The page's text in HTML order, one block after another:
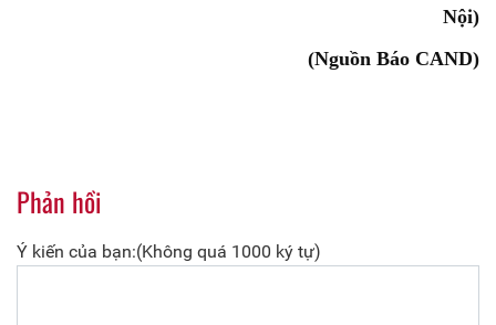
Nội)
(Nguồn Báo CAND)
Phản hồi
Ý kiến của bạn:(Không quá 1000 ký tự)